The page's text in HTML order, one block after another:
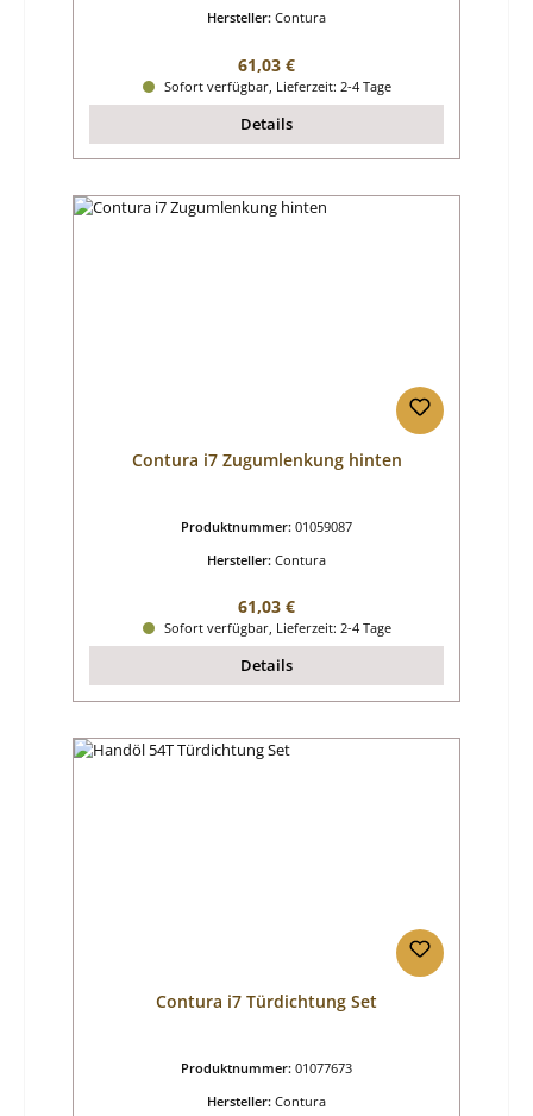
Hersteller: Contura
Regulärer Preis:
61,03 €
Sofort verfügbar, Lieferzeit: 2-4 Tage
Details
Contura i7 Zugumlenkung hinten
Produktnummer: 01059087
Hersteller: Contura
Regulärer Preis:
61,03 €
Sofort verfügbar, Lieferzeit: 2-4 Tage
Details
Contura i7 Türdichtung Set
Produktnummer: 01077673
Hersteller: Contura